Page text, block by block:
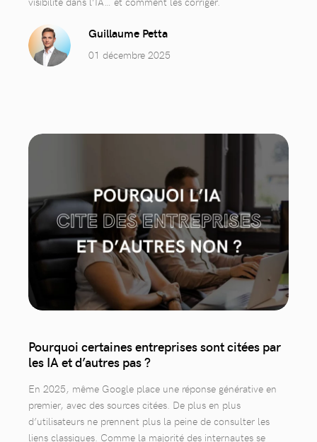
Guillaume Petta
01 décembre 2025
Pourquoi certaines entreprises sont citées par
les IA et d’autres pas ?
En 2025, même Google place une réponse générative en
premier, avec des sources citées. De plus en plus
d’utilisateurs ne prennent plus la peine de consulter les
liens classiques. Comme la majorité des internautes se